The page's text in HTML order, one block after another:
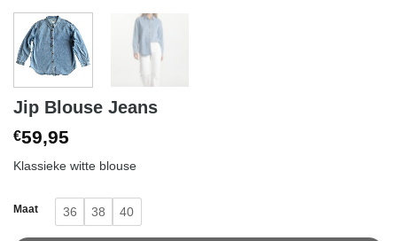
Jip Blouse Jeans
€59,95
Klassieke witte blouse
Maat 36 38 40